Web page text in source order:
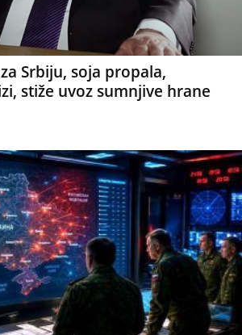
Srbiju, soja propala,
stiže uvoz sumnjive hrane